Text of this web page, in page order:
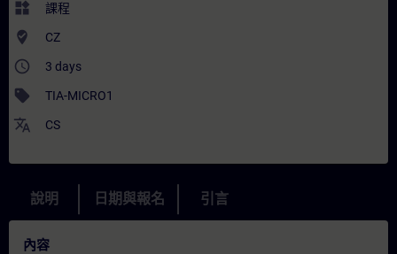
widgets 課程
where_to_vote CZ
access_time 3 days
sell TIA-MICRO1
translate CS
說明 日期與報名 引言
內容